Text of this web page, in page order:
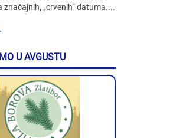
značajnih, „crvenih“ datuma....
U AVGUSTU